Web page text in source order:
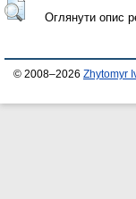
Оглянути опис
© 2008–2026 Zhytomyr